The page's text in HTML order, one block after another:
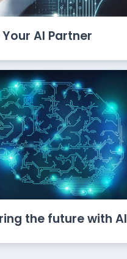
Your AI Partner
the future with AI